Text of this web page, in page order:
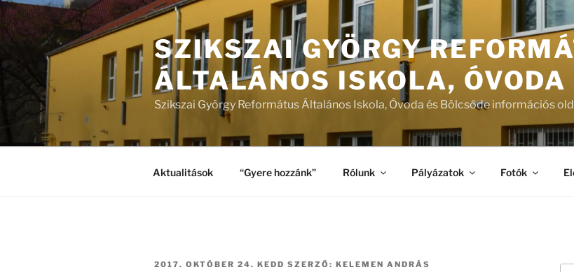
Tartalomhoz
SZIKSZAI GYÖRGY
ÁLTALÁNOS ISKOLA, ÓVODA
Szikszai György Református Általános Iskola, Óvoda és Bölcsőde információs
Aktualitások “Gyere hozzánk” Rólunk Pályázatok Fotók
BEKÜLDVE:
2017. OKTÓBER 24. KEDD SZERZŐ: KELEMEN ANDRÁS